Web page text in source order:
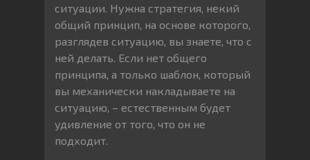
ситуации. Нужна стратегия, некий
общий принцип, на основе которого,
разглядев ситуацию, вы знаете, что с
ней делать. Если нет общего
принципа, а только шаблон, который
вы механически накладываете на
ситуацию, – естественным будет
удивление от того, что он не
подходит.